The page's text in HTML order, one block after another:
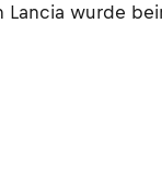
Lancia wurde